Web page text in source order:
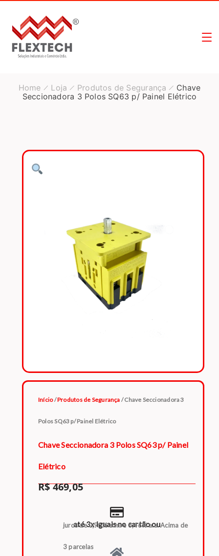
Home Loja Produtos de Segurança
Chave
Seccionadora 3 Polos SQ63 p/ Painel Elétrico
Início/Produtos de Segurança / Chave Seccionadora 3
Polos SQ63 p/ Painel Elétrico
Chave Seccionadora 3 Polos SQ63 p/ Painel
Elétrico
R$469,05
até 3x iguais no cartão ou
juros de 0,95% a.m. e 3,46% a.a. Acima de
3 parcelas